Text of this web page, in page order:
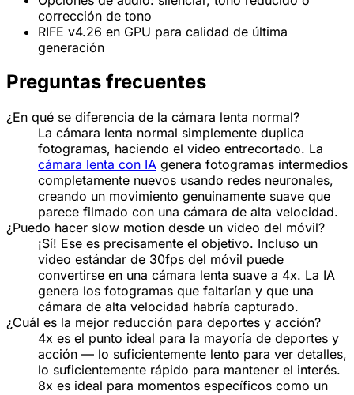
corrección de tono
RIFE v4.26 en GPU para calidad de última
generación
Preguntas frecuentes
¿En qué se diferencia de la cámara lenta normal?
La cámara lenta normal simplemente duplica
fotogramas, haciendo el video entrecortado. La
cámara lenta con IA genera fotogramas intermedios
completamente nuevos usando redes neuronales,
creando un movimiento genuinamente suave que
parece filmado con una cámara de alta velocidad.
¿Puedo hacer slow motion desde un video del móvil?
¡Sí! Ese es precisamente el objetivo. Incluso un
video estándar de 30fps del móvil puede
convertirse en una cámara lenta suave a 4x. La IA
genera los fotogramas que faltarían y que una
cámara de alta velocidad habría capturado.
¿Cuál es la mejor reducción para deportes y acción?
4x es el punto ideal para la mayoría de deportes y
acción — lo suficientemente lento para ver detalles,
lo suficientemente rápido para mantener el interés.
8x es ideal para momentos específicos como un